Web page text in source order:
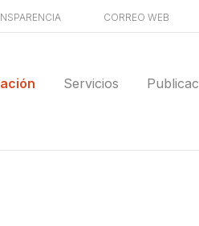
CORREO WEB
Servicios